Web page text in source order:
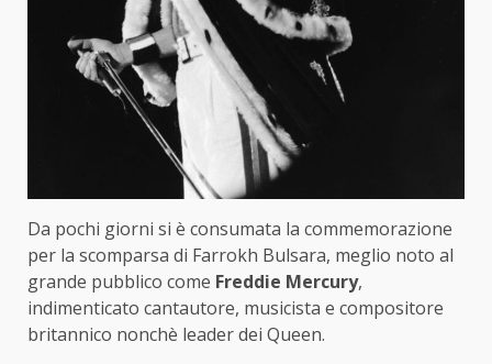
Da pochi giorni si è consumata la commemorazione
per la scomparsa di Farrokh Bulsara, meglio noto al
grande pubblico come Freddie Mercury,
indimenticato cantautore, musicista e compositore
britannico nonchè leader dei Queen.